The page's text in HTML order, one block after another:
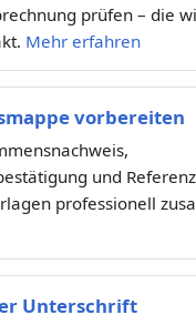
prüfen – die
Mehr erfahren
vorbereiten
und
professionell
Unterschrift